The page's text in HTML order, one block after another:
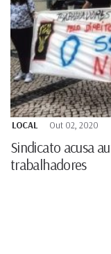
LOCAL Out 02, 2020
Sindicato acusa
trabalhadores